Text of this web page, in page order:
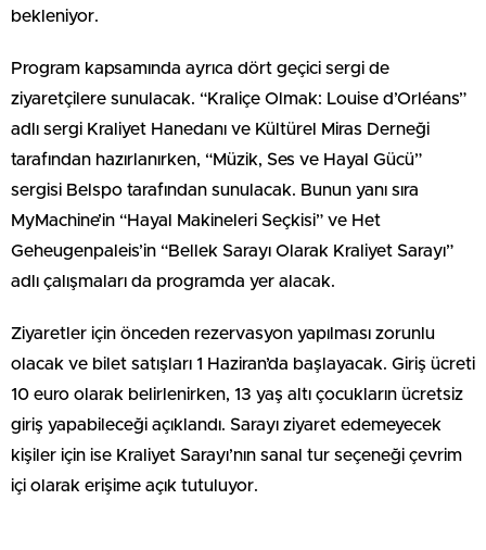
bekleniyor.
Program kapsamında ayrıca dört geçici sergi de
ziyaretçilere sunulacak. “Kraliçe Olmak: Louise d’Orléans”
adlı sergi Kraliyet Hanedanı ve Kültürel Miras Derneği
tarafından hazırlanırken, “Müzik, Ses ve Hayal Gücü”
sergisi Belspo tarafından sunulacak. Bunun yanı sıra
MyMachine’in “Hayal Makineleri Seçkisi” ve Het
Geheugenpaleis’in “Bellek Sarayı Olarak Kraliyet Sarayı”
adlı çalışmaları da programda yer alacak.
Ziyaretler için önceden rezervasyon yapılması zorunlu
olacak ve bilet satışları 1 Haziran’da başlayacak. Giriş ücreti
10 euro olarak belirlenirken, 13 yaş altı çocukların ücretsiz
giriş yapabileceği açıklandı. Sarayı ziyaret edemeyecek
kişiler için ise Kraliyet Sarayı’nın sanal tur seçeneği çevrim
içi olarak erişime açık tutuluyor.